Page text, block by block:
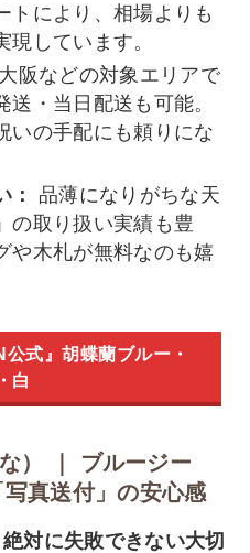
トにより、相場よりも
しています。
阪などの対象エリアで
・当日配送も可能。
いの手配にも頼りにな
：
品薄になりがちな天
の取り扱い実績も豊
や木札が無料なのも嬉
式』胡蝶蘭ブルー・
白
） ｜ ブルージー
真送付」の安心感
対に失敗できない大切